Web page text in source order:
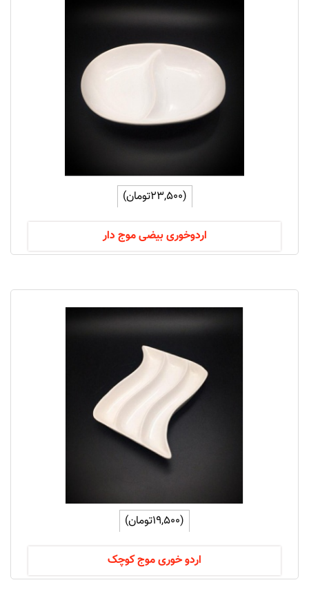
(23,500تومان)
اردوخوری بیضی موج دار
(19,500تومان)
اردو خوری موج کوچک